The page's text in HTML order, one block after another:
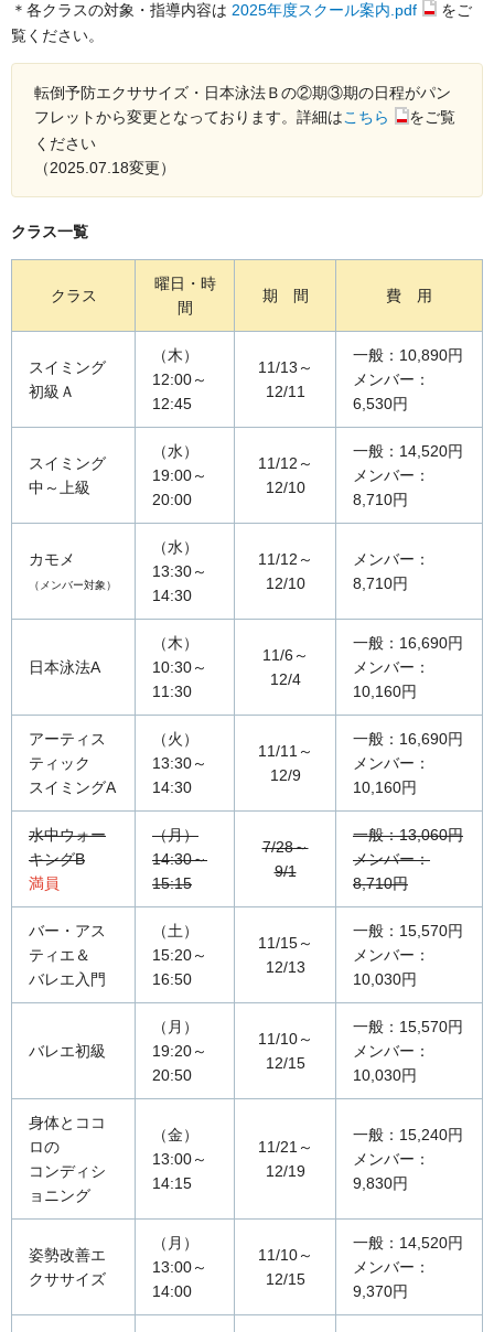
＊各クラスの対象・指導内容は 2025年度スクール案内.pdf
をご
覧ください。
転倒予防エクササイズ・日本泳法Ｂの②期③期の日程がパン
フレットから変更となっております。詳細はこちら
をご覧
ください
（2025.07.18変更）
クラス一覧
クラス
曜日・時
間
期 間 費 用
スイミング
初級Ａ
（木）
12:00～
12:45
11/13～
12/11
一般：10,890円
メンバー：
6,530円
スイミング
中～上級
（水）
19:00～
20:00
11/12～
12/10
一般：14,520円
メンバー：
8,710円
カモメ
（メンバー対象）
（水）
13:30～
14:30
11/12～
12/10
メンバー：
8,710円
日本泳法A
（木）
10:30～
11:30
11/6～
12/4
一般：16,690円
メンバー：
10,160円
アーティス
ティック
スイミングA
（火）
13:30～
14:30
11/11～
12/9
一般：16,690円
メンバー：
10,160円
水中ウォー
キングB
満員
（月）
14:30～
15:15
7/28～
9/1
一般：13,060円
メンバー：
8,710円
バー・アス
ティエ＆
バレエ入門
（土）
15:20～
16:50
11/15～
12/13
一般：15,570円
メンバー：
10,030円
バレエ初級
（月）
19:20～
20:50
11/10～
12/15
一般：15,570円
メンバー：
10,030円
身体とココ
ロの
コンディシ
ョニング
（金）
13:00～
14:15
11/21～
12/19
一般：15,240円
メンバー：
9,830円
姿勢改善エ
クササイズ
（月）
13:00～
14:00
11/10～
12/15
一般：14,520円
メンバー：
9,370円